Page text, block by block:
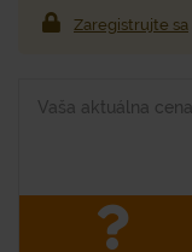
Zaregistrujte sa
Vaša aktuálna cena